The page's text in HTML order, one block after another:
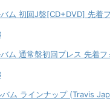
ム 初回J盤[CD+DVD] 先着
ム 通常盤初回プレス 先着フ
ム ラインナップ (Travis